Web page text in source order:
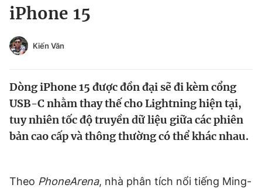
Video Magazine
Sản phẩm khác
Tin đã xem
Đăng xuất
iPhone 15
Kiến Văn
Dòng iPhone 15 được đồn đại sẽ đi kèm cổng
USB-C nhằm thay thế cho Lightning hiện tại,
tuy nhiên tốc độ truyền dữ liệu giữa các phiên
bản cao cấp và thông thường có thể khác nhau.
Theo PhoneArena, nhà phân tích nổi tiếng Ming-